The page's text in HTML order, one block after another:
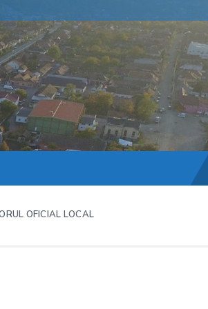
OFICIAL LOCAL